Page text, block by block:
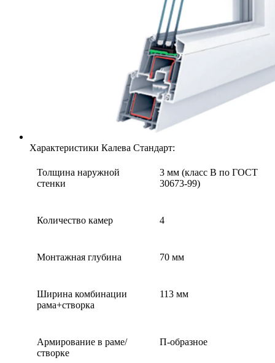
Характеристики Калева Стандарт:
Толщина наружной
стенки
3 мм (класс В по ГОСТ
30673-99)
Количество камер 4
Монтажная глубина 70 мм
Ширина комбинации
рама+створка
113 мм
Армирование в раме/
створке
П-образное